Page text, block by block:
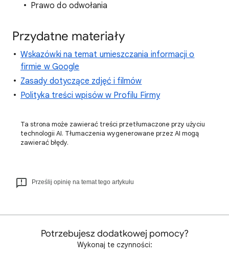
Prawo do odwołania
Przydatne materiały
Wskazówki na temat umieszczania informacji o
firmie w Google
Zasady dotyczące zdjęć i filmów
Polityka treści wpisów w Profilu Firmy
Ta strona może zawierać treści przetłumaczone przy użyciu
technologii AI. Tłumaczenia wygenerowane przez AI mogą
zawierać błędy.
Prześlij opinię na temat tego artykułu
Potrzebujesz dodatkowej pomocy?
Wykonaj te czynności: